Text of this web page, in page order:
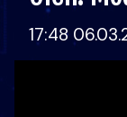
17:48